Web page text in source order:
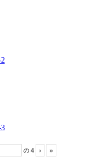
の4 › »